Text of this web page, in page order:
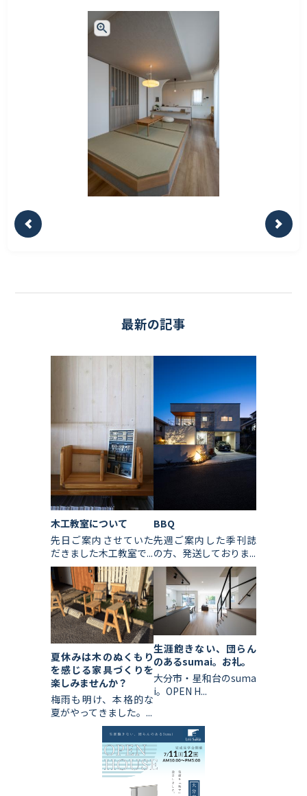
最新の記事
木工教室について
先日ご案内させていた
だきました木工教室で...
BBQ
先週ご案内した季刊誌
の方、発送しておりま...
夏休みは木のぬくもり
を感じる家具づくりを
楽しみませんか？
梅雨も明け、本格的な
夏がやってきました。...
生涯飽きない、団らん
のあるsumai。お礼。
大分市・星和台のsuma
i。OPEN H...